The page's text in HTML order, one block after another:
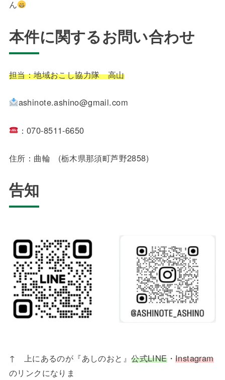
ん
本件に関するお問い合わせ
担当：地域おこし協力隊 高山
ashinote.ashino@gmail.com
：070-8511-6650
住所：曲輪 (栃木県那須町芦野2858)
告知
↑ 上にあるのが『あしのおと』公式LINE・ Instagram
のリンクになりま